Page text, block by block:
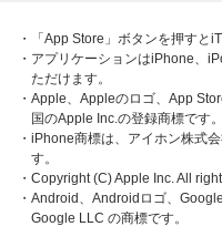
・「App Store」ボタンを押すと
・アプリケーションはiPhone、
ただけます。
・Apple、Appleのロゴ、App
国のApple Inc.の登録商標です。
・iPhone商標は、アイホン株式
す。
・Copyright (C) Apple Inc. All
・Android、Androidロゴ、
Google LLC の商標です。